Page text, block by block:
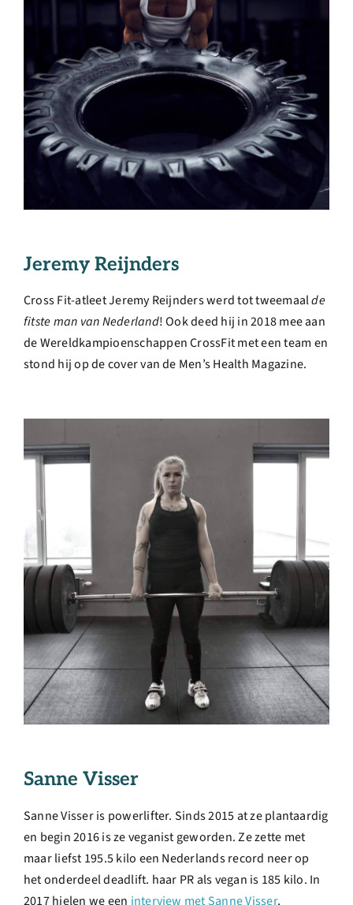
Jeremy Reijnders
Cross Fit-atleet Jeremy Reijnders werd tot tweemaalde
fitste man van Nederland! Ook deed hij in 2018 mee aan
de Wereldkampioenschappen CrossFit met een team en
stond hij op de cover van de Men’s Health Magazine.
Sanne Visser
Sanne Visser is powerlifter. Sinds 2015 at ze plantaardig
en begin 2016 is ze veganist geworden. Ze zette met
maar liefst 195.5 kilo een Nederlands record neer op
het onderdeel deadlift. haar PR als vegan is 185 kilo. In
2017 hielen we een interview met Sanne Visser.